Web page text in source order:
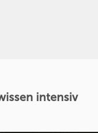
intensiv